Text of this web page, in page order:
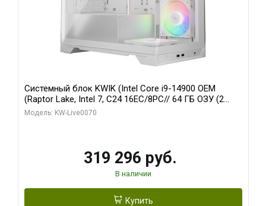
Системный блок KWIK (Intel Core i9-14900 OEM
(Raptor Lake, Intel 7, C24 16EC/8PC// 64 ГБ ОЗУ (2
модуля)/ Gigabyte RTX5080 XTREME WATERFORCE
Модель: KW-Live0070
319 296 руб.
В наличии
Купить